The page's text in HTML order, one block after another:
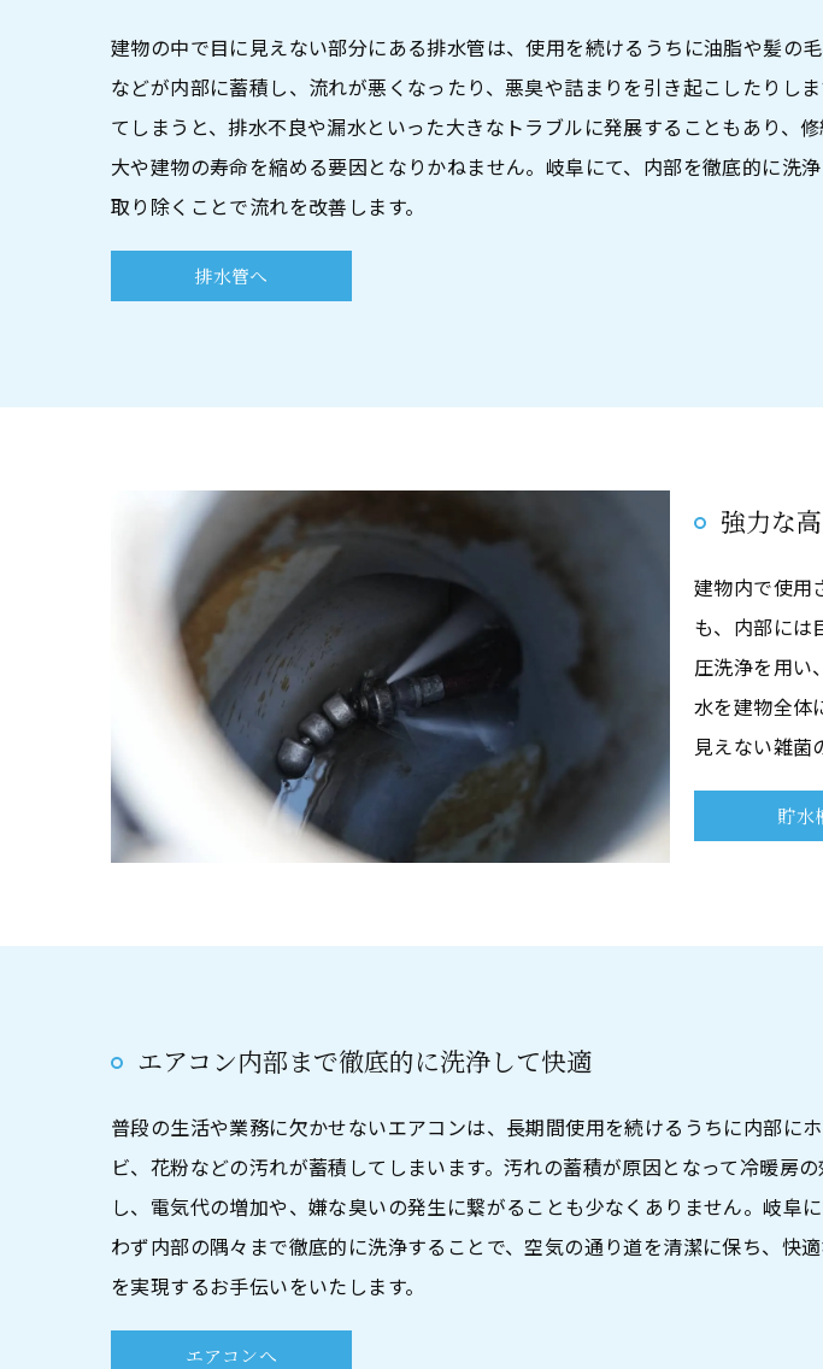
建物の中で目に見えない部分にある排水管は、使用を続けるうちに油脂や髪の
などが内部に蓄積し、流れが悪くなったり、悪臭や詰まりを引き起こしたりし
てしまうと、排水不良や漏水といった大きなトラブルに発展することもあり、
大や建物の寿命を縮める要因となりかねません。岐阜にて、内部を徹底的に洗
取り除くことで流れを改善します。
排水管へ
強力な
建物内で使用
も、内部には
圧洗浄を用い
水を建物全体
見えない雑菌
貯水
エアコン内部まで徹底的に洗浄して快適
普段の生活や業務に欠かせないエアコンは、長期間使用を続けるうちに内部に
ビ、花粉などの汚れが蓄積してしまいます。汚れの蓄積が原因となって冷暖房
し、電気代の増加や、嫌な臭いの発生に繋がることも少なくありません。岐阜
わず内部の隅々まで徹底的に洗浄することで、空気の通り道を清潔に保ち、快
を実現するお手伝いをいたします。
エアコンへ